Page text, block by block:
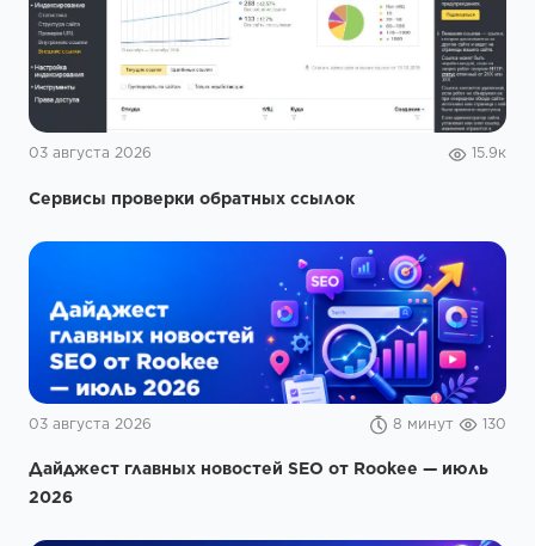
03 августа 2026 15.9к
Сервисы проверки обратных ссылок
03 августа 2026 8 минут 130
Дайджест главных новостей SEO от Rookee — июль
2026